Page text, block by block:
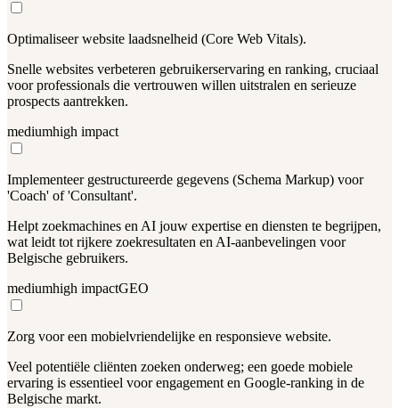
Optimaliseer website laadsnelheid (Core Web Vitals).
Snelle websites verbeteren gebruikerservaring en ranking, cruciaal
voor professionals die vertrouwen willen uitstralen en serieuze
prospects aantrekken.
mediumhigh impact
Implementeer gestructureerde gegevens (Schema Markup) voor
'Coach' of 'Consultant'.
Helpt zoekmachines en AI jouw expertise en diensten te begrijpen,
wat leidt tot rijkere zoekresultaten en AI-aanbevelingen voor
Belgische gebruikers.
mediumhigh impactGEO
Zorg voor een mobielvriendelijke en responsieve website.
Veel potentiële cliënten zoeken onderweg; een goede mobiele
ervaring is essentieel voor engagement en Google-ranking in de
Belgische markt.